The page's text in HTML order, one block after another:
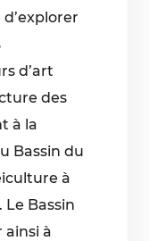
d’art
des
à la
Bassin du
à
Bassin
ainsi à